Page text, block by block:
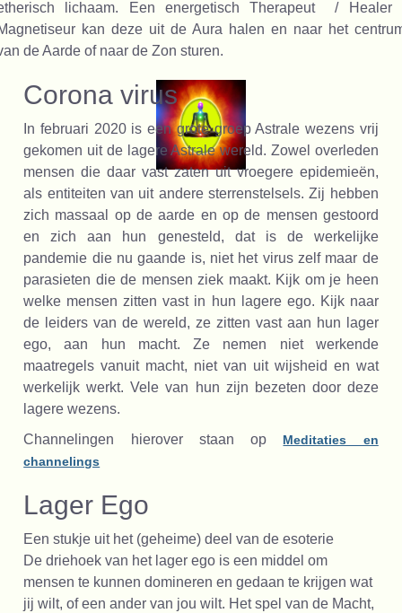
lichaam. Een energetisch Therapeut / Healer
kan deze uit de Aura halen en naar het
de Aarde of naar de Zon sturen.
Corona virus
In februari 2020 is een grote groep Astrale wezens vrij
gekomen uit de lagere Astrale wereld. Zowel overleden
mensen die daar vast zaten uit vroegere epidemieën,
als entiteiten van uit andere sterrenstelsels. Zij hebben
zich massaal op de aarde en op de mensen gestoord
en zich aan hun genesteld, dat is de werkelijke
pandemie die nu gaande is, niet het virus zelf maar de
parasieten die de mensen ziek maakt. Kijk om je heen
welke mensen zitten vast in hun lagere ego. Kijk naar
de leiders van de wereld, ze zitten vast aan hun lager
ego, aan hun macht. Ze nemen niet werkende
maatregels vanuit macht, niet van uit wijsheid en wat
werkelijk werkt. Vele van hun zijn bezeten door deze
lagere wezens.
Channelingen hierover staan op Meditaties en
channelings
Lager Ego
Een stukje uit het (geheime) deel van de esoterie
De driehoek van het lager ego is een middel om
mensen te kunnen domineren en gedaan te krijgen wat
jij wilt, of een ander van jou wilt. Het spel van de Macht,